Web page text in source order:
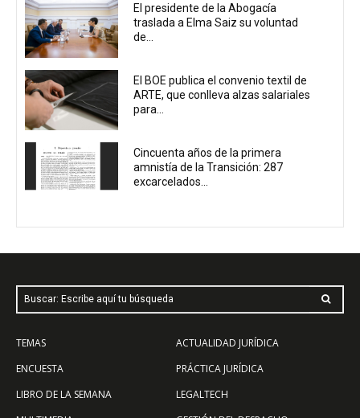
El presidente de la Abogacía
traslada a Elma Saiz su voluntad
de...
El BOE publica el convenio textil de
ARTE, que conlleva alzas salariales
para...
Cincuenta años de la primera
amnistía de la Transición: 287
excarcelados...
Buscar: Escribe aquí tu búsqueda
TEMAS
ENCUESTA
LIBRO DE LA SEMANA
ACTUALIDAD JURÍDICA
PRÁCTICA JURÍDICA
LEGALTECH